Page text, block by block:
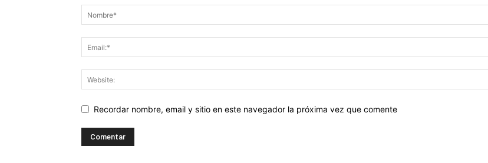
Recordar nombre, email y sitio en este navegador la próxima vez que comente